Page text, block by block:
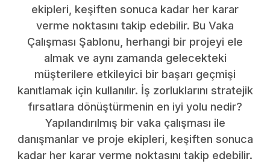
ekipleri, keşiften sonuca kadar her karar
verme noktasını takip edebilir. Bu Vaka
Çalışması Şablonu, herhangi bir projeyi ele
almak ve aynı zamanda gelecekteki
müşterilere etkileyici bir başarı geçmişi
kanıtlamak için kullanılır. İş zorluklarını stratejik
fırsatlara dönüştürmenin en iyi yolu nedir?
Yapılandırılmış bir vaka çalışması ile
danışmanlar ve proje ekipleri, keşiften sonuca
kadar her karar verme noktasını takip edebilir.